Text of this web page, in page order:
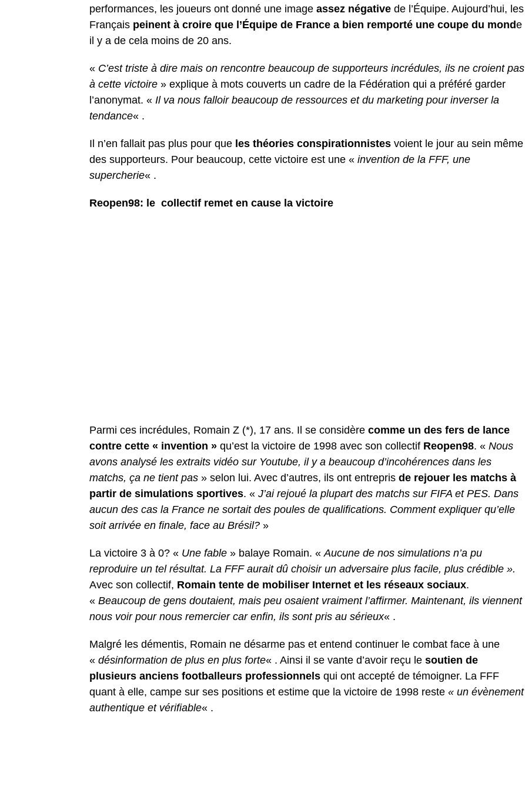
performances, les joueurs ont donné une image assez négative de l’Équipe. Aujourd’hui, les
Français peinent à croire que l’Équipe de France a bien remporté une coupe du monde
il y a de cela moins de 20 ans.
« C’est triste à dire mais on rencontre beaucoup de supporteurs incrédules, ils ne croient pas
à cette victoire » explique à mots couverts un cadre de la Fédération qui a préféré garder
l’anonymat. « Il va nous falloir beaucoup de ressources et du marketing pour inverser la
tendance« .
Il n’en fallait pas plus pour que les théories conspirationnistes voient le jour au sein même
des supporteurs. Pour beaucoup, cette victoire est une « invention de la FFF, une
supercherie« .
Reopen98: le collectif remet en cause la victoire
Parmi ces incrédules, Romain Z (*), 17 ans. Il se considère comme un des fers de lance
contre cette « invention » qu’est la victoire de 1998 avec son collectif Reopen98. « Nous
avons analysé les extraits vidéo sur Youtube, il y a beaucoup d’incohérences dans les
matchs, ça ne tient pas » selon lui. Avec d’autres, ils ont entrepris de rejouer les matchs à
partir de simulations sportives. « J’ai rejoué la plupart des matchs sur FIFA et PES. Dans
aucun des cas la France ne sortait des poules de qualifications. Comment expliquer qu’elle
soit arrivée en finale, face au Brésil? »
La victoire 3 à 0? « Une fable » balaye Romain. «Aucune de nos simulations n’a pu
reproduire un tel résultat. La FFF aurait dû choisir un adversaire plus facile, plus crédible ».
Avec son collectif, Romain tente de mobiliser Internet et les réseaux sociaux.
« Beaucoup de gens doutaient, mais peu osaient vraiment l’affirmer. Maintenant, ils viennent
nous voir pour nous remercier car enfin, ils sont pris au sérieux« .
Malgré les démentis, Romain ne désarme pas et entend continuer le combat face à une
« désinformation de plus en plus forte« . Ainsi il se vante d’avoir reçu le soutien de
plusieurs anciens footballeurs professionnels qui ont accepté de témoigner. La FFF
quant à elle, campe sur ses positions et estime que la victoire de 1998 reste « un évènement
authentique et vérifiable« .